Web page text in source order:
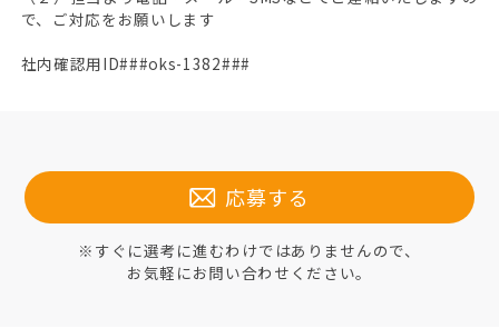
で、ご対応をお願いします
社内確認用ID###oks-1382###
応募する
※すぐに選考に進むわけではありませんので、
お気軽にお問い合わせください。